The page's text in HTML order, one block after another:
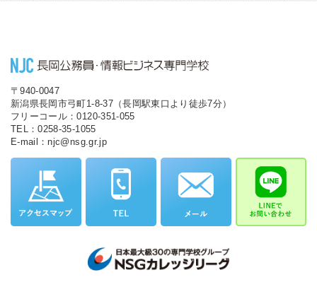
〒940-0047
新潟県長岡市弓町1-8-37（長岡駅東口より徒歩7分）
フリーコール：0120-351-055
TEL：0258-35-1055
E-mail：njc@nsg.gr.jp